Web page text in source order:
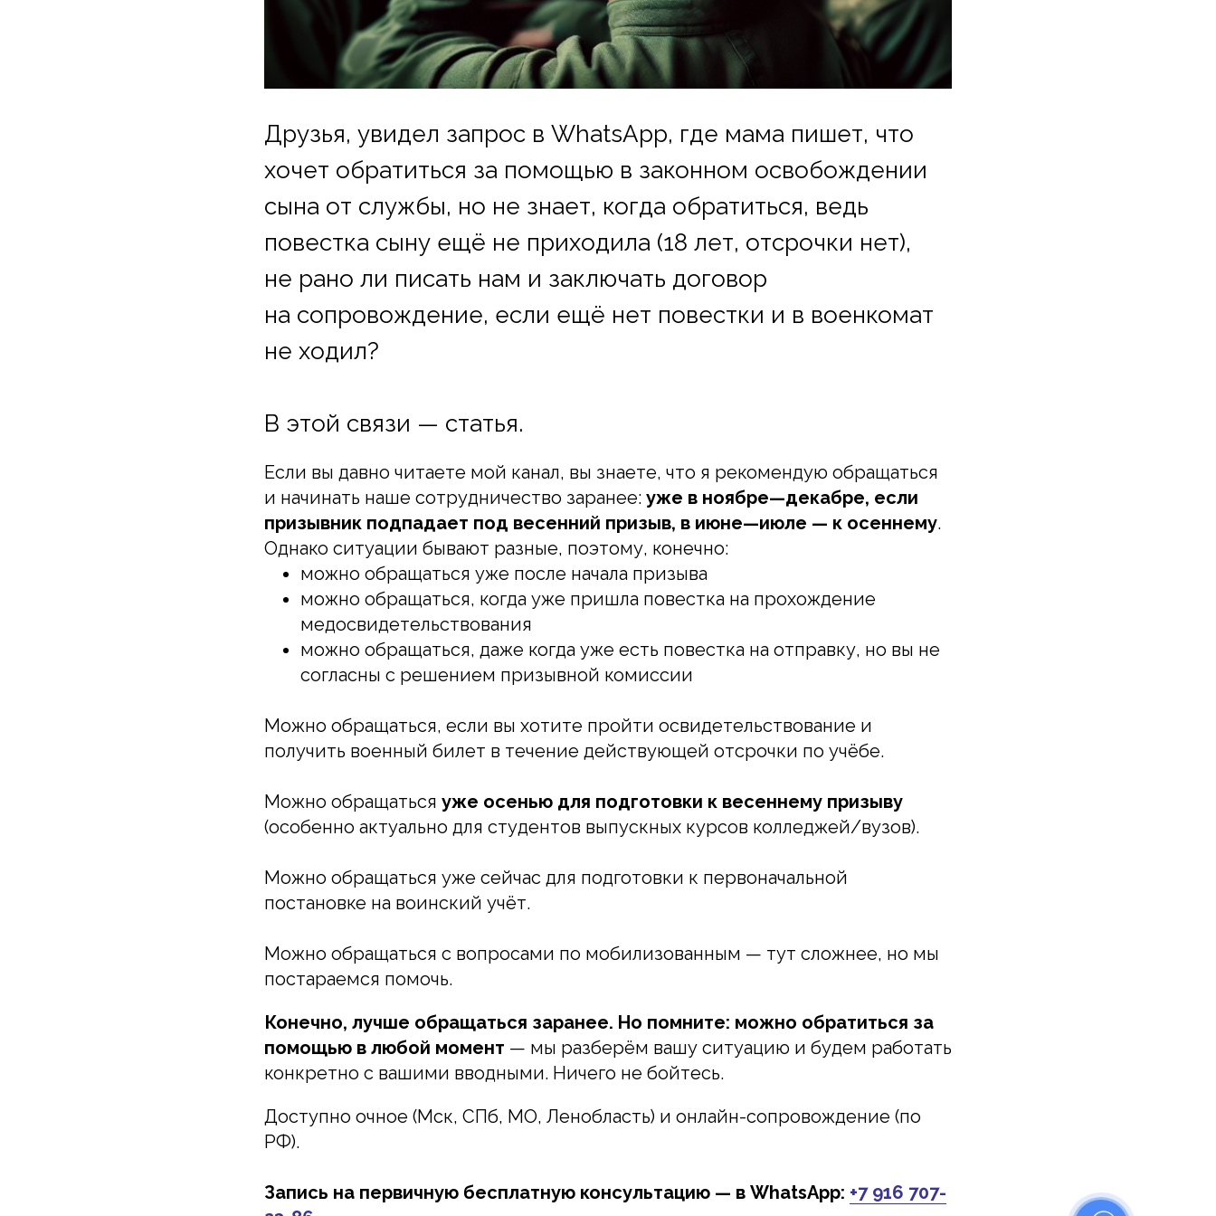
Друзья, увидел запрос в WhatsApp, где мама пишет, что
хочет обратиться за помощью в законном освобождении
сына от службы, но не знает, когда обратиться, ведь
повестка сыну ещё не приходила (18 лет, отсрочки нет),
не рано ли писать нам и заключать договор
на сопровождение, если ещё нет повестки и в военкомат
не ходил?
В этой связи — статья.
Если вы давно читаете мой канал, вы знаете, что я рекомендую обращаться
и начинать наше сотрудничество заранее: уже в ноябре—декабре, если
призывник подпадает под весенний призыв, в июне—июле — к осеннему.
Однако ситуации бывают разные, поэтому, конечно:
можно обращаться уже после начала призыва
можно обращаться, когда уже пришла повестка на прохождение
медосвидетельствования
можно обращаться, даже когда уже есть повестка на отправку, но вы не
согласны с решением призывной комиссии
Можно обращаться, если вы хотите пройти освидетельствование и
получить военный билет в течение действующей отсрочки по учёбе.
Можно обращаться уже осенью для подготовки к весеннему призыву
(особенно актуально для студентов выпускных курсов колледжей/вузов).
Можно обращаться уже сейчас для подготовки к первоначальной
постановке на воинский учёт.
Можно обращаться с вопросами по мобилизованным — тут сложнее, но мы
постараемся помочь.
Конечно, лучше обращаться заранее. Но помните: можно обратиться за
помощью в любой момент — мы разберём вашу ситуацию и будем работать
конкретно с вашими вводными. Ничего не бойтесь.
Доступно очное (Мск, СПб, МО, Ленобласть) и онлайн-сопровождение (по
РФ).
Запись на первичную бесплатную консультацию — в WhatsApp: +7 916 707-